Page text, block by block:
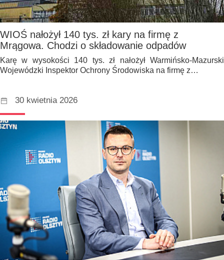
WIOŚ nałożył 140 tys. zł kary na firmę z
Mrągowa. Chodzi o składowanie odpadów
Karę w wysokości 140 tys. zł nałożył Warmińsko-Mazurski
Wojewódzki Inspektor Ochrony Środowiska na firmę z…
30 kwietnia 2026